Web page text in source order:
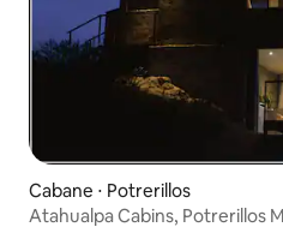
Cabane ⋅ Potrerillos
Atahualpa Cabins, Potrerillos